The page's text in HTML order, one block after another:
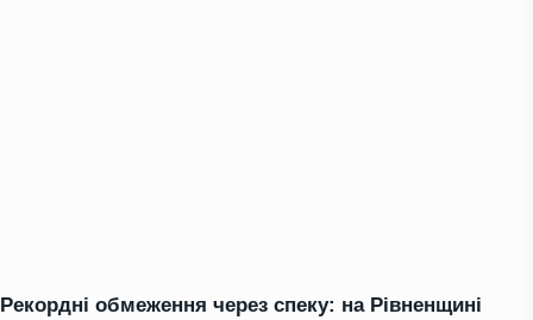
Рекордні обмеження через спеку: на Рівненщині